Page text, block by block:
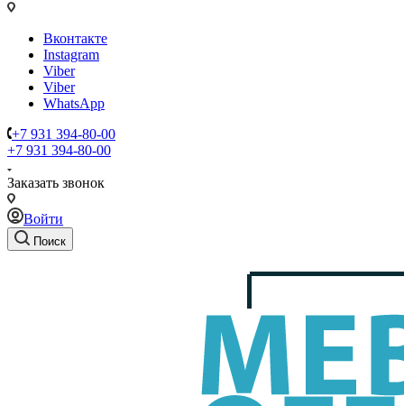
Вконтакте
Instagram
Viber
Viber
WhatsApp
+7 931 394-80-00
+7 931 394-80-00
Заказать звонок
Войти
Поиск